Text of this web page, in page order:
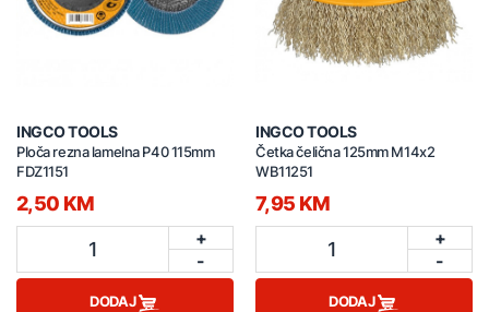
INGCO TOOLS
Ploča rezna lamelna P40 115mm
FDZ1151
2,50 KM
1
+
-
DODAJ
INGCO TOOLS
Četka čelična 125mm M14x2
WB11251
7,95 KM
1
+
-
DODAJ